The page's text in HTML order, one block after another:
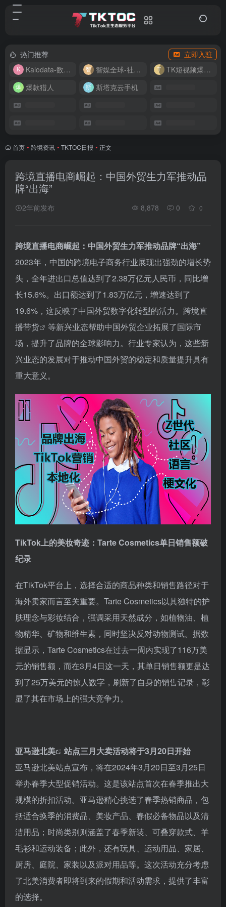
热门推荐
立即入驻
Kalodata-数据分析平台
智媒全球-社媒管理平台
TK短视频爆款复刻
爆款猎人
斯塔克云手机
首页 • 跨境资讯 • TKTOC日报 • 正文
跨境直播电商崛起：中国外贸生力军推动品
牌“出海”
2年前发布 8,878 0 0
跨境直播电商崛起：中国外贸生力军推动品牌“出海”
2023年，中国的跨境电子商务行业展现出强劲的增长势
头，全年进出口总值达到了2.38万亿元人民币，同比增
长15.6%。出口额达到了1.83万亿元，增速达到了
19.6%，这反映了中国外贸数字化转型的活力。跨境直
播带货
等新兴业态帮助中国外贸企业拓展了国际市
场，提升了品牌的全球影响力。行业专家认为，这些新
兴业态的发展对于推动中国外贸的稳定和质量提升具有
重大意义。
TikTok上的美妆奇迹：Tarte Cosmetics单日销售额破
纪录
在TikTok平台上，选择合适的商品种类和销售路径对于
海外卖家而言至关重要。Tarte Cosmetics以其独特的护
肤理念与彩妆结合，强调采用天然成分，如植物油、植
物精华、矿物和维生素，同时坚决反对动物测试。据数
据显示，Tarte Cosmetics在过去一周内实现了116万美
元的销售额，而在3月4日这一天，其单日销售额更是达
到了25万美元的惊人数字，刷新了自身的销售记录，彰
显了其在市场上的强大竞争力。
亚马逊北美
站点三月大卖活动将于3月20日开始
亚马逊北美站点宣布，将在2024年3月20日至3月25日
举办春季大型促销活动。这是该站点首次在春季推出大
规模的折扣活动。亚马逊精心挑选了春季热销商品，包
括适合换季的消费品、美妆产品、春假必备物品以及清
洁用品；时尚类别则涵盖了春季新装、可叠穿款式、羊
毛衫和运动装备；此外，还有玩具、运动用品、家居、
厨房、庭院、家装以及派对用品等。这次活动充分考虑
了北美消费者即将到来的假期和活动需求，提供了丰富
的选择。